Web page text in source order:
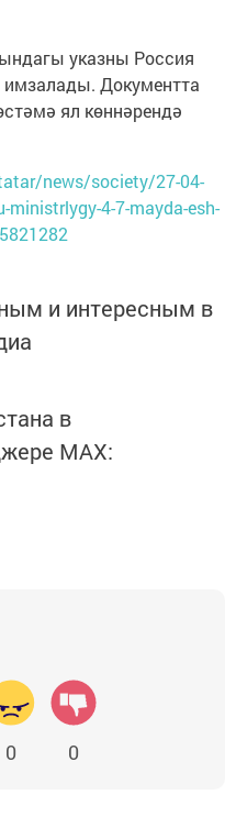
указны Россия
Документта
ял көннәрендә
news/society/27-04-
4-7-mayda-esh-
и интересным в
в
MАХ:
0 0